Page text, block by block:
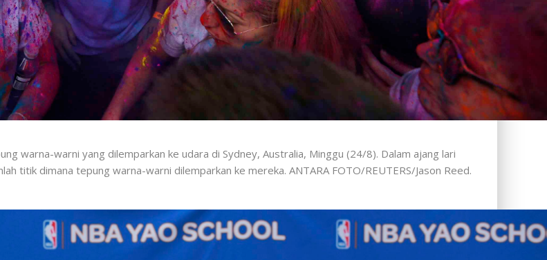
warna-warni yang dilemparkan ke udara di Sydney, Australia, Minggu (24/8). Dalam ajang lari
titik dimana tepung warna-warni dilemparkan ke mereka. ANTARA FOTO/REUTERS/Jason Reed.